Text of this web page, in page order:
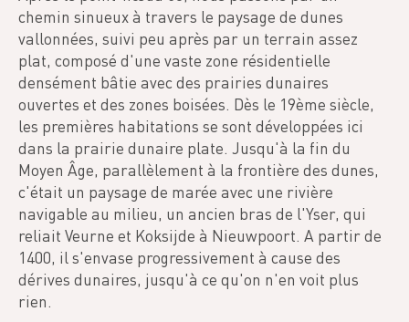
chemin sinueux à travers le paysage de dunes
vallonnées, suivi peu après par un terrain assez
plat, composé d'une vaste zone résidentielle
densément bâtie avec des prairies dunaires
ouvertes et des zones boisées. Dès le 19ème siècle,
les premières habitations se sont développées ici
dans la prairie dunaire plate. Jusqu'à la fin du
Moyen Âge, parallèlement à la frontière des dunes,
c'était un paysage de marée avec une rivière
navigable au milieu, un ancien bras de l'Yser, qui
reliait Veurne et Koksijde à Nieuwpoort. A partir de
1400, il s'envase progressivement à cause des
dérives dunaires, jusqu'à ce qu'on n'en voit plus
rien.